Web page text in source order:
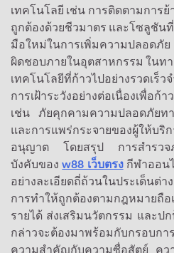
เทคโนโลยี เช่น การติดตามการ
ถูกต้องด้วยชีวมาตร และโซลูชัน
มือใหม่ในการเพิ่มความปลอดภั
ผิดชอบภายในอุตสาหกรรม ในท
เทคโนโลยีที่ก้าวไปอย่างรวดเร็ว
การเฝ้าระวังอย่างต่อเนื่องเพื่อก้
เช่น ภัยคุกคามความปลอดภัยท
และการแพร่กระจายของผู้ให้บริ
อนุญาต โดยสรุป การสำรวจ
บังคับของw88 เว็บตรงกีฬาออน
อย่างละเอียดถี่ถ้วนในประเด็นต่
การทำให้ถูกต้องตามกฎหมายถื
รายได้ ส่งเสริมนวัตกรรม และป
กล่าวจะต้องมาพร้อมกับกรอบก
ความสำคัญกับความซื่อสัตย์ คว